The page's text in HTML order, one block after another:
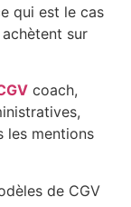
qui est le cas
sur
coach,
mentions
de CGV